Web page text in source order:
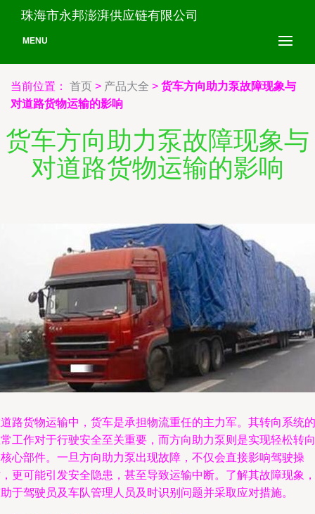
珠海市永邦澎湃供应链有限公司
MENU
当前位置： 首页 > 产品大全 > 货车方向助力泵故障现象与
对道路货物运输的影响
货车方向助力泵故障现象与
对道路货物运输的影响
路货物运输中，货车是承担物流重任的主力军。其转向系统的
工作对于行驶安全至关重要，而方向助力泵则是实现轻松转向
心部件。一旦方向助力泵出现故障，不仅会直接影响驾驶操
更可能引发安全隐患，甚至导致运输中断。了解其故障现象，
于驾驶员及车队管理人员及时识别问题并采取应对措施。